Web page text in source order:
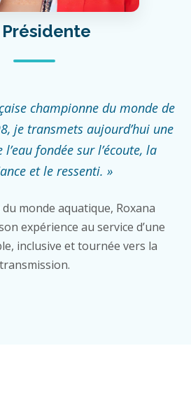
Présidente
championne du monde de
je transmets aujourd’hui une
fondée sur l’écoute, la
et le ressenti. »
monde aquatique, Roxana
expérience au service d’une
inclusive et tournée vers la
transmission.